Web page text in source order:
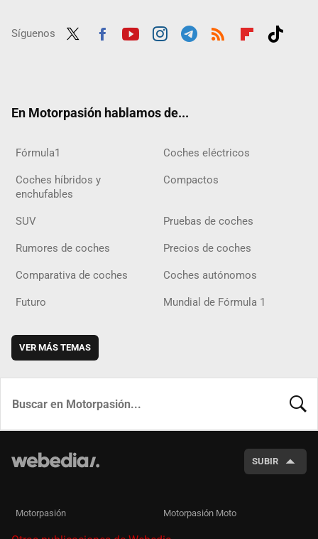
Síguenos
En Motorpasión hablamos de...
Fórmula1 Coches eléctricos
Coches híbridos y
enchufables
Compactos
SUV Pruebas de coches
Rumores de coches Precios de coches
Comparativa de coches Coches autónomos
Futuro Mundial de Fórmula 1
VER MÁS TEMAS
SUBIR
Motorpasión Motorpasión Moto